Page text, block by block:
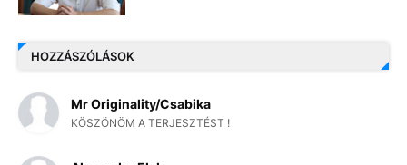
HOZZÁSZÓLÁSOK
Mr Originality/Csabika
KÖSZÖNÖM A TERJESZTÉST !